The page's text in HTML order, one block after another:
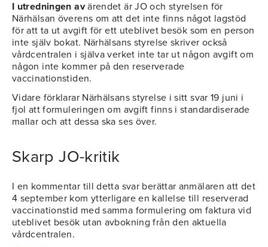
I utredningen avärendet är JO och styrelsen för
Närhälsan överens om att det inte finns något lagstöd
för att ta ut avgift för ett uteblivet besök som en person
inte själv bokat. Närhälsans styrelse skriver också
vårdcentralen i själva verket inte tar ut någon avgift om
någon inte kommer på den reserverade
vaccinationstiden.
Vidare förklarar Närhälsans styrelse i sitt svar 19 juni i
fjol att formuleringen om avgift finns i standardiserade
mallar och att dessa ska ses över.
Skarp JO-kritik
I en kommentar till detta svar berättar anmälaren att det
4 september kom ytterligare en kallelse till reserverad
vaccinationstid med samma formulering om faktura vid
uteblivet besök utan avbokning från den aktuella
vårdcentralen.